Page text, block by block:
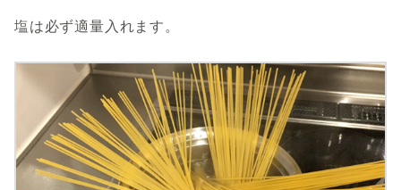
塩は必ず適量入れます。